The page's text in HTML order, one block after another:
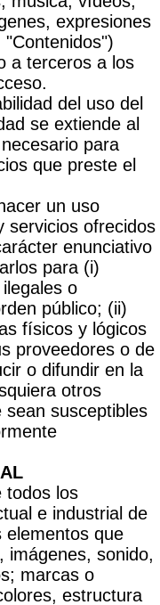
expresiones
a terceros a los
del uso del
se extiende al
para
que preste el
un uso
servicios ofrecidos
enunciativo
para (i)
o
público; (ii)
físicos y lógicos
proveedores o de
o difundir en la
otros
susceptibles
todos los
e industrial de
elementos que
imágenes, sonido,
marcas o
estructura